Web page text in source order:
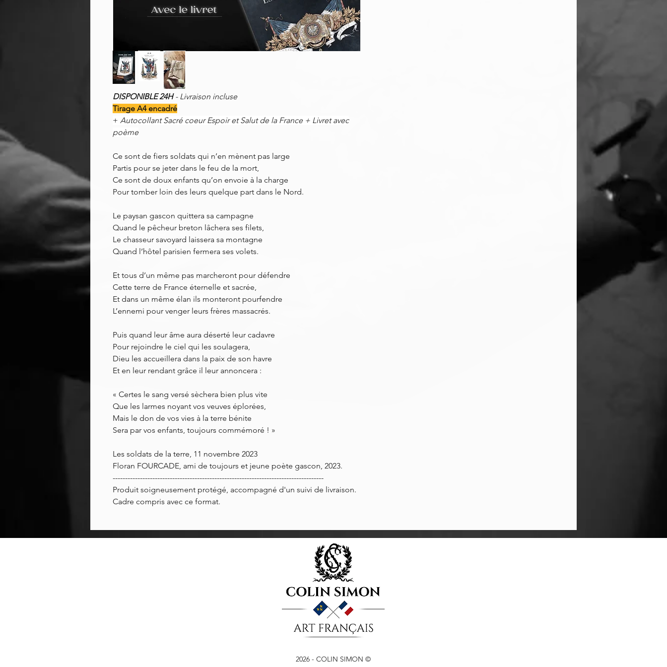
DISPONIBLE 24H- Livraison incluse
Tirage A4 encadré
+ Autocollant Sacré coeur Espoir et Salut de la France + Livret avec
poème
Ce sont de fiers soldats qui n’en mènent pas large
Partis pour se jeter dans le feu de la mort,
Ce sont de doux enfants qu’on envoie à la charge
Pour tomber loin des leurs quelque part dans le Nord.
Le paysan gascon quittera sa campagne
Quand le pêcheur breton lâchera ses filets,
Le chasseur savoyard laissera sa montagne
Quand l’hôtel parisien fermera ses volets.
Et tous d’un même pas marcheront pour défendre
Cette terre de France éternelle et sacrée,
Et dans un même élan ils monteront pourfendre
L’ennemi pour venger leurs frères massacrés.
Puis quand leur âme aura déserté leur cadavre
Pour rejoindre le ciel qui les soulagera,
Dieu les accueillera dans la paix de son havre
Et en leur rendant grâce il leur annoncera :
« Certes le sang versé sèchera bien plus vite
Que les larmes noyant vos veuves éplorées,
Mais le don de vos vies à la terre bénite
Sera par vos enfants, toujours commémoré ! »
Les soldats de la terre, 11 novembre 2023
Floran FOURCADE, ami de toujours et jeune poète gascon, 2023.
-------------------------------------------------------------------------------------
Produit soigneusement protégé, accompagné d'un suivi de livraison.
Cadre compris avec ce format.
2026- COLIN SIMON ©